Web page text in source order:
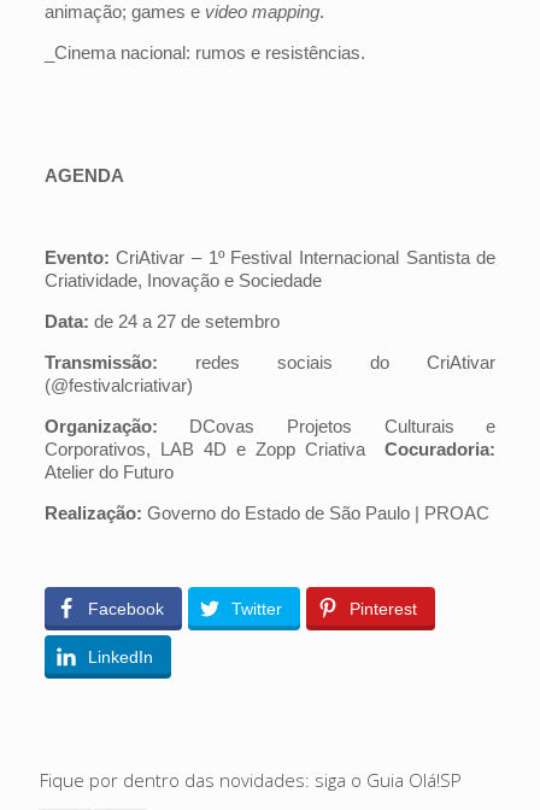
animação; games e video mapping.
_Cinema nacional: rumos e resistências.
AGENDA
Evento:CriAtivar – 1º Festival Internacional Santista de
Criatividade, Inovação e Sociedade
Data: de 24 a 27 de setembro
Transmissão: redes sociais do CriAtivar
(@festivalcriativar)
Organização: DCovas Projetos Culturais e
Corporativos, LAB 4D e Zopp CriativaCocuradoria:
Atelier do Futuro
Realização: Governo do Estado de São Paulo | PROAC
Facebook Twitter Pinterest
LinkedIn
Fique por dentro das novidades: siga o Guia Olá!SP